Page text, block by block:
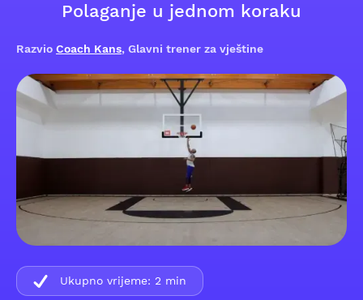
Polaganje u jednom koraku
Razvio Coach Kans, Glavni trener za vještine
Ukupno vrijeme: 2 min